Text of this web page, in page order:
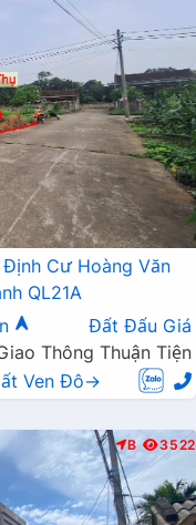
Cư Hoàng Văn
QL21A
Đất Đấu Giá
Thông Thuận Tiện
Ven Đô→
B 3522